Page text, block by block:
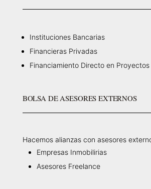
Instituciones Bancarias
Financieras Privadas
Financiamiento Directo en
BOLSA DE ASESORES EXTERNOS
Hacemos alianzas con asesores
Empresas Inmobilirias
Asesores Freelance